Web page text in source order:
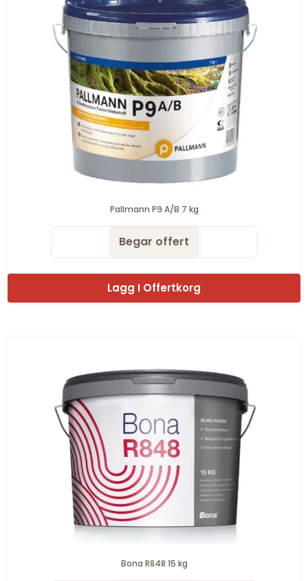
Pallmann P9 A/B 7 kg
Begar offert
Lagg I Offertkorg
Bona R848 15 kg